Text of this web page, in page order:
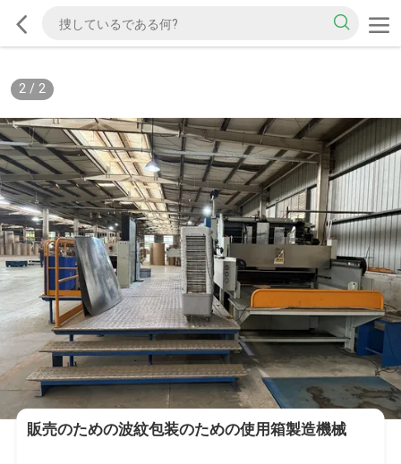
2/ 2
販売のための波紋包装のための使用箱製造機械